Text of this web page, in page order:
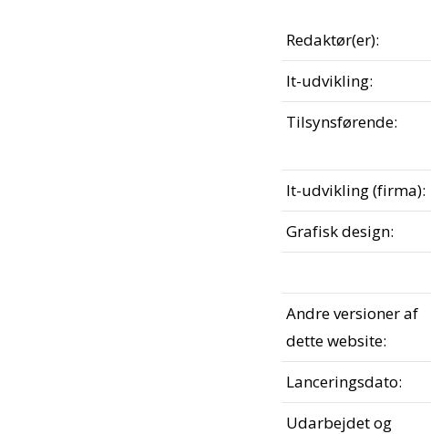
Redaktør(er):
It-udvikling:
Tilsynsførende:
It-udvikling (firma):
Grafisk design:
Andre versioner af
dette website:
Lanceringsdato:
Udarbejdet og